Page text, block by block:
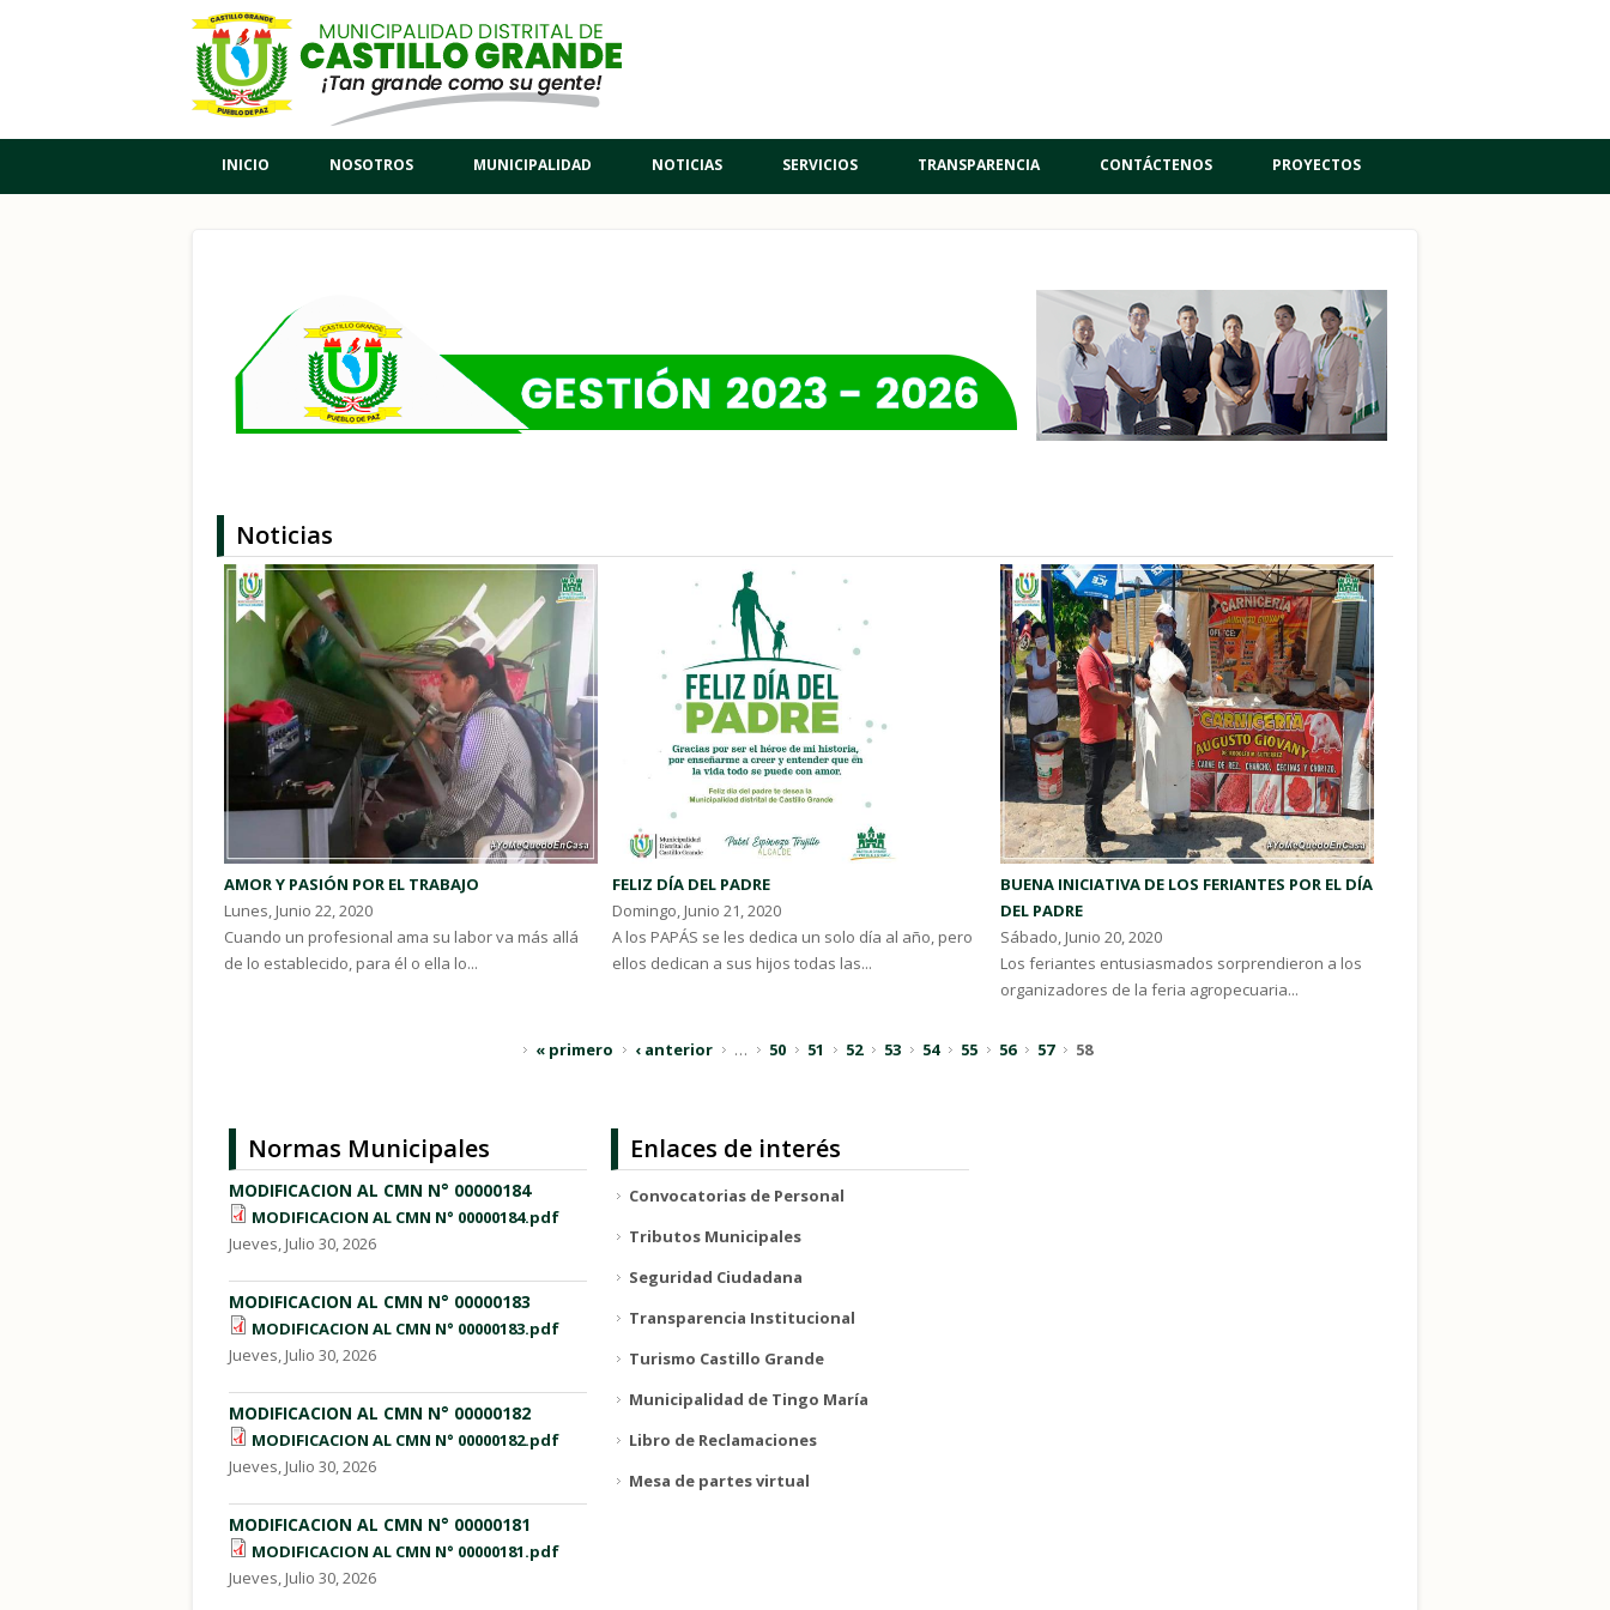
Pasar al contenido principal
INICIO NOSOTROS MUNICIPALIDAD NOTICIAS SERVICIOS TRANSPARENCIA CONTÁCTENOS PROYECTOS
Noticias
AMOR Y PASIÓN POR EL TRABAJO
Lunes, Junio 22, 2020
Cuando un profesional ama su labor va más allá
de lo establecido, para él o ella lo...
FELIZ DÍA DEL PADRE
Domingo, Junio 21, 2020
A los PAPÁS se les dedica un solo día al año, pero
ellos dedican a sus hijos todas las...
BUENA INICIATIVA DE LOS FERIANTES POR EL DÍA
DEL PADRE
Sábado, Junio 20, 2020
Los feriantes entusiasmados sorprendieron a los
organizadores de la feria agropecuaria...
Páginas
« primero ‹ anterior … 50 51 52 53 54 55 56 57 58
Normas Municipales
MODIFICACION AL CMN N° 00000184
MODIFICACION AL CMN N° 00000184.pdf
Jueves, Julio 30, 2026
MODIFICACION AL CMN N° 00000183
MODIFICACION AL CMN N° 00000183.pdf
Jueves, Julio 30, 2026
MODIFICACION AL CMN N° 00000182
MODIFICACION AL CMN N° 00000182.pdf
Jueves, Julio 30, 2026
MODIFICACION AL CMN N° 00000181
MODIFICACION AL CMN N° 00000181.pdf
Jueves, Julio 30, 2026
Enlaces de interés
Convocatorias de Personal
Tributos Municipales
Seguridad Ciudadana
Transparencia Institucional
Turismo Castillo Grande
Municipalidad de Tingo María
Libro de Reclamaciones
Mesa de partes virtual